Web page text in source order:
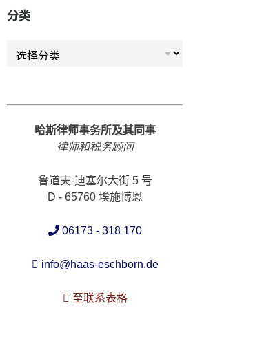
分类
哈斯律师事务所及其同事
律师和税务顾问
鲁道夫-迪塞尔大街 5 号
D - 65760 埃施博恩
06173 - 318 170
info@haas-eschborn.de
至联系表格